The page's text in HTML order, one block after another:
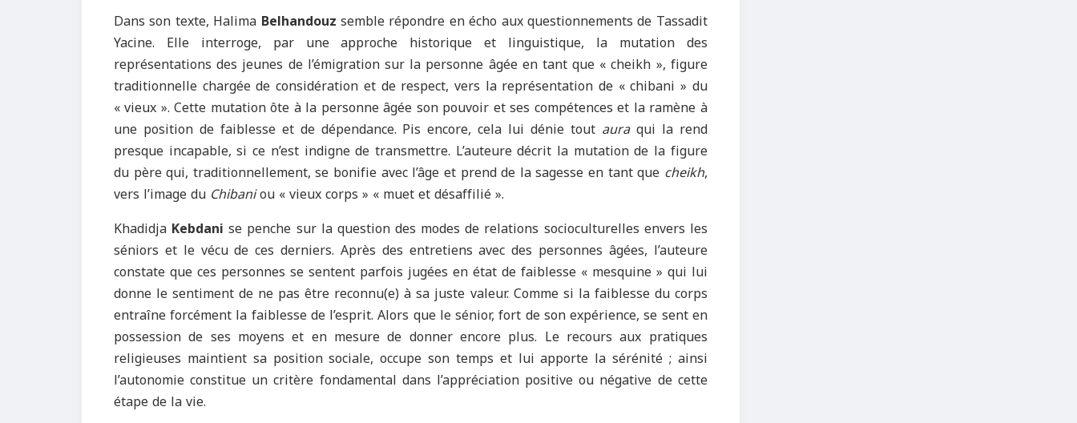
Dans son texte, Halima Belhandouzsemble répondre en écho aux questionnements de Tassadit
Yacine. Elle interroge, par une approche historique et linguistique, la mutation des
représentations des jeunes de l’émigration sur la personne âgée en tant que « cheikh », figure
traditionnelle chargée de considération et de respect, vers la représentation de « chibani » du
« vieux ». Cette mutation ôte à la personne âgée son pouvoir et ses compétences et la ramène à
une position de faiblesse et de dépendance. Pis encore, cela lui dénie tout auraqui la rend
presque incapable, si ce n’est indigne de transmettre. L’auteure décrit la mutation de la figure
du père qui, traditionnellement, se bonifie avec l’âge et prend de la sagesse en tant que cheikh,
vers l’image du Chibaniou « vieux corps » « muet et désaffilié ».
Khadidja Kebdani se penche sur la question des modes de relations socioculturelles envers les
séniors et le vécu de ces derniers. Après des entretiens avec des personnes âgées, l’auteure
constate que ces personnes se sentent parfois jugées en état de faiblesse « mesquine » qui lui
donne le sentiment de ne pas être reconnu(e) à sa juste valeur. Comme si la faiblesse du corps
entraîne forcément la faiblesse de l’esprit. Alors que le sénior, fort de son expérience, se sent en
possession de ses moyens et en mesure de donner encore plus. Le recours aux pratiques
religieuses maintient sa position sociale, occupe son temps et lui apporte la sérénité ; ainsi
l’autonomie constitue un critère fondamental dans l’appréciation positive ou négative de cette
étape de la vie.